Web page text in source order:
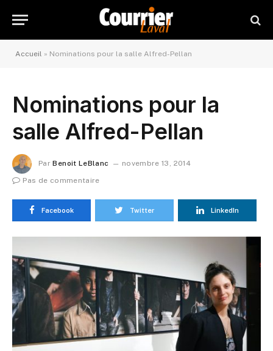
Accueil » Nominations pour la salle Alfred-Pellan
Nominations pour la
salle Alfred-Pellan
Par Benoit LeBlanc
novembre 13, 2014
Pas de commentaire
Facebook Twitter LinkedIn